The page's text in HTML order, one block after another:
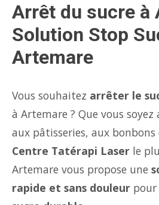
Arrêt du sucre à
Solution Stop
Artemare
Vous souhaitez arrêter le
à Artemare ? Que vous soyez
aux pâtisseries, aux bonbons
Centre Tatérapi Laser le
Artemare vous propose une
rapide et sans douleur